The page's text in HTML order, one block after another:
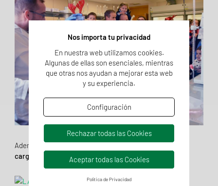
Además, tuvimos una visita sorpresa,
cargado de regalos para los niños/as de LAB!
Nos importa tu privacidad
En nuestra web utilizamos cookies.
Algunas de ellas son esenciales, mientras
que otras nos ayudan a mejorar esta web
y su experiencia.
Configuración
Rechazar todas las Cookies
Aceptar todas las Cookies
Política de Privacidad